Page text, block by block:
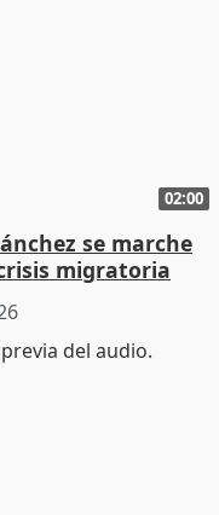
02:00
se marche
migratoria